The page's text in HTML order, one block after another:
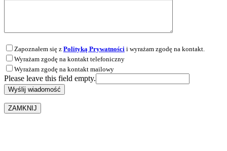
Zapoznałem się z Polityką Prywatności i wyrażam zgodę na kontakt.
Wyrażam zgodę na kontakt telefoniczny
Wyrażam zgodę na kontakt mailowy
Please leave this field empty.
ZAMKNIJ